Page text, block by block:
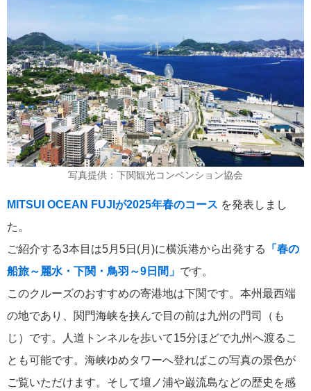
写真提供：下関観光コンベンション協会
MITSUI OCEAN FUJIが2025年春のコース を発表しまし
た。
ご紹介する3本目は5月5日(月)に横浜港から出発する
「春の
船旅～麗水・下関・鳥羽～9日間」 です。
このクルーズのおすすめの寄港地は下関です。本州最西端
の地であり、関門海峡を挟んで目の前は九州の門司（も
じ）です。人道トンネルを歩いて15分ほどで九州へ渡るこ
とも可能です。海峡ゆめタワーへ登ればこの写真の景色が
ご覧いただけます。そして壇ノ浦や巌流島などの歴史を感
2026年02月16日
飛鳥II 2027年オセアニアグランドクルーズ発表！
2026年02月04日
飛鳥II 小山薫堂×飛鳥II～洋上の大人の文化祭～本日発売です
2026年01月30日
飛鳥II シンガポール寄港中です！
カテゴリーリスト
ねずみ君のつぶやき♪ 416